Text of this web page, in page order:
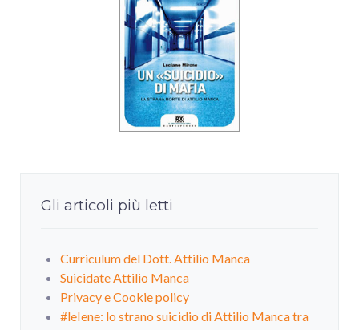
Gli articoli più letti
Curriculum del Dott. Attilio Manca
Suicidate Attilio Manca
Privacy e Cookie policy
#leIene: lo strano suicidio di Attilio Manca tra